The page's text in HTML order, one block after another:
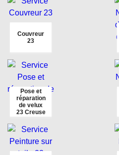
Couvreur
23
Pose et
réparation
de velux
23 Creuse